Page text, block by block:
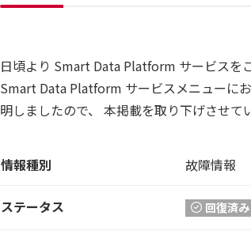
日頃より Smart Data Platform サービスを
Smart Data Platform サービスメニューに
明しましたので、 本掲載を取り下げさせて
情報種別 故障情報
ステータス 回復済み